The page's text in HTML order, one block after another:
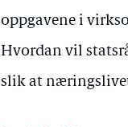
oppgavene i
Hvordan vil
slik at